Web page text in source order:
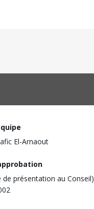
El-Arnaout
de présentation au Conseil)